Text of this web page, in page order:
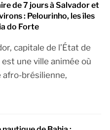
de 7 jours à Salvador et
: Pelourinho, les îles
do Forte
capitale de l’État de
est une ville animée où
brésilienne,